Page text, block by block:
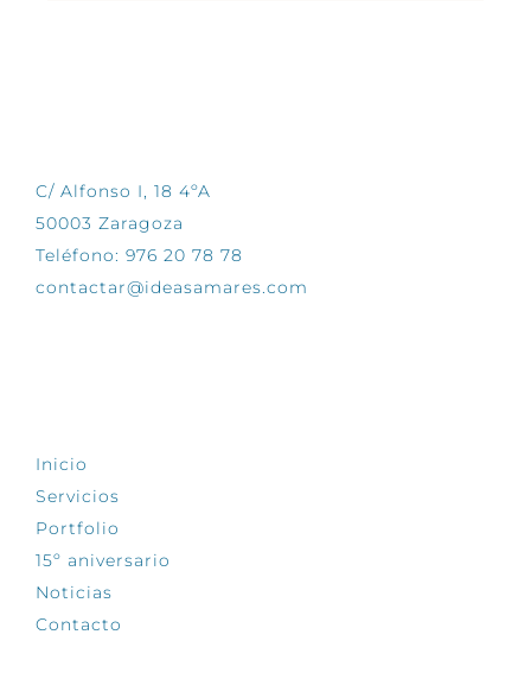
C/ Alfonso I, 18 4ºA
50003 Zaragoza
Teléfono: 976 20 78 78
contactar@ideasamares.com
Inicio
Servicios
Portfolio
15º aniversario
Noticias
Contacto